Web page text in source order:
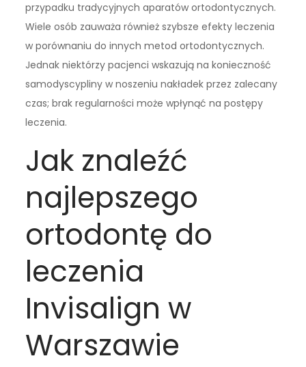
przypadku tradycyjnych aparatów ortodontycznych.
Wiele osób zauważa również szybsze efekty leczenia
w porównaniu do innych metod ortodontycznych.
Jednak niektórzy pacjenci wskazują na konieczność
samodyscypliny w noszeniu nakładek przez zalecany
czas; brak regularności może wpłynąć na postępy
leczenia.
Jak znaleźć
najlepszego
ortodontę do
leczenia
Invisalign w
Warszawie